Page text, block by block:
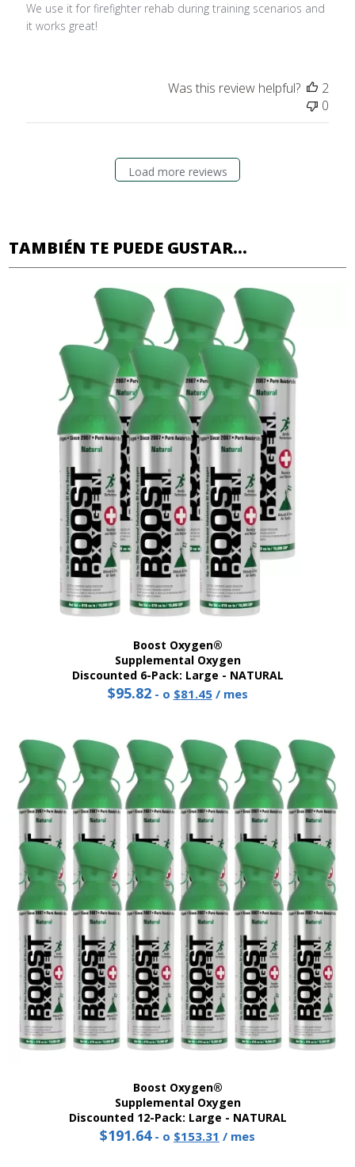
We use it for firefighter rehab during training scenarios and
it works great!
Was this review helpful?
2
0
Load more reviews
TAMBIÉN TE PUEDE GUSTAR...
Boost Oxygen®
Supplemental Oxygen
Discounted 6-Pack: Large - NATURAL
$95.82 - o Original
$95.82.
$81.45Current
$81.45.
/ mes
Boost Oxygen®
Supplemental Oxygen
Discounted 12-Pack: Large - NATURAL
$191.64 - o Original
$153.31 Current
/ mes